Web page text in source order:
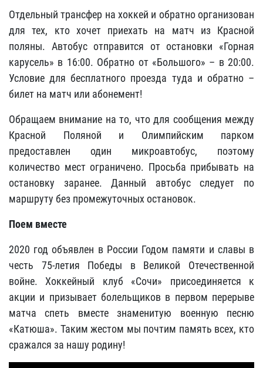
Отдельный трансфер на хоккей и обратно организован
для тех, кто хочет приехать на матч из Красной
поляны. Автобус отправится от остановки «Горная
карусель» в 16:00. Обратно от «Большого» – в 20:00.
Условие для бесплатного проезда туда и обратно –
билет на матч или абонемент!
Обращаем внимание на то, что для сообщения между
Красной Поляной и Олимпийским парком
предоставлен один микроавтобус, поэтому
количество мест ограничено. Просьба прибывать на
остановку заранее. Данный автобус следует по
маршруту без промежуточных остановок.
Поем вместе
2020 год объявлен в России Годом памяти и славы в
честь 75-летия Победы в Великой Отечественной
войне. Хоккейный клуб «Сочи» присоединяется к
акции и призывает болельщиков в первом перерыве
матча спеть вместе знаменитую военную песню
«Катюша». Таким жестом мы почтим память всех, кто
сражался за нашу родину!